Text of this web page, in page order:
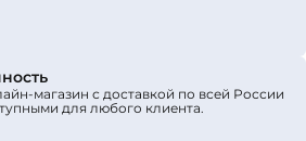
магазин с доставкой по всей России
для любого клиента.